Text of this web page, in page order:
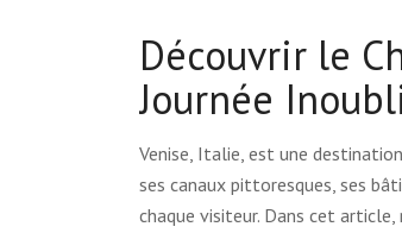
Découvrir le
Journée
Venise, Italie, est une
ses canaux pittoresques, ses
chaque visiteur. Dans cet